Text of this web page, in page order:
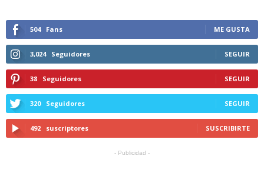
504 Fans ME GUSTA
3,024 Seguidores SEGUIR
38 Seguidores SEGUIR
320 Seguidores SEGUIR
492 suscriptores SUSCRIBIRTE
- Publicidad -